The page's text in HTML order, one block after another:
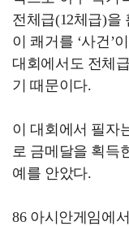
전체급(12체급)을
이 쾌거를 ‘사건’
대회에서도 전체
기 때문이다.
이 대회에서 필자
로 금메달을 획득
예를 안았다.
86 아시안게임에